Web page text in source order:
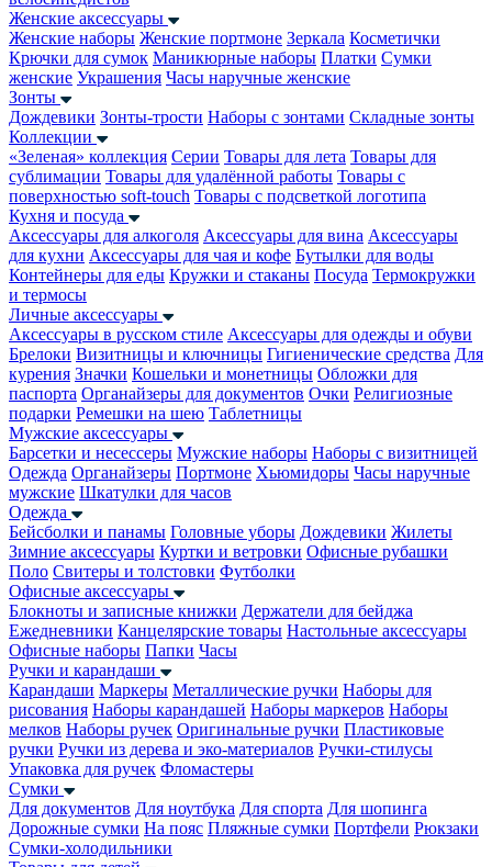
Женские аксессуары
Женские наборы Женские портмоне Зеркала Косметички
Крючки для сумок Маникюрные наборы Платки Сумки
женские Украшения Часы наручные женские
Зонты
Дождевики Зонты-трости Наборы с зонтами Складные зонты
Коллекции
«Зеленая» коллекция Серии Товары для лета Товары для
сублимации Товары для удалённой работы Товары с
поверхностью soft-touch Товары с подсветкой логотипа
Кухня и посуда
Аксессуары для алкоголя Аксессуары для вина Аксессуары
для кухни Аксессуары для чая и кофе Бутылки для воды
Контейнеры для еды Кружки и стаканы Посуда Термокружки
и термосы
Личные аксессуары
Аксессуары в русском стиле Аксессуары для одежды и обуви
Брелоки Визитницы и ключницы Гигиенические средства Для
курения Значки Кошельки и монетницы Обложки для
паспорта Органайзеры для документов Очки Религиозные
подарки Ремешки на шею Таблетницы
Мужские аксессуары
Барсетки и несессеры Мужские наборы Наборы с визитницей
Одежда Органайзеры Портмоне Хьюмидоры Часы наручные
мужские Шкатулки для часов
Одежда
Бейсболки и панамы Головные уборы Дождевики Жилеты
Зимние аксессуары Куртки и ветровки Офисные рубашки
Поло Свитеры и толстовки Футболки
Офисные аксессуары
Блокноты и записные книжки Держатели для бейджа
Ежедневники Канцелярские товары Настольные аксессуары
Офисные наборы Папки Часы
Ручки и карандаши
Карандаши Маркеры Металлические ручки Наборы для
рисования Наборы карандашей Наборы маркеров Наборы
мелков Наборы ручек Оригинальные ручки Пластиковые
ручки Ручки из дерева и эко-материалов Ручки-стилусы
Упаковка для ручек Фломастеры
Сумки
Для документов Для ноутбука Для спорта Для шопинга
Дорожные сумки На пояс Пляжные сумки Портфели Рюкзаки
Сумки-холодильники